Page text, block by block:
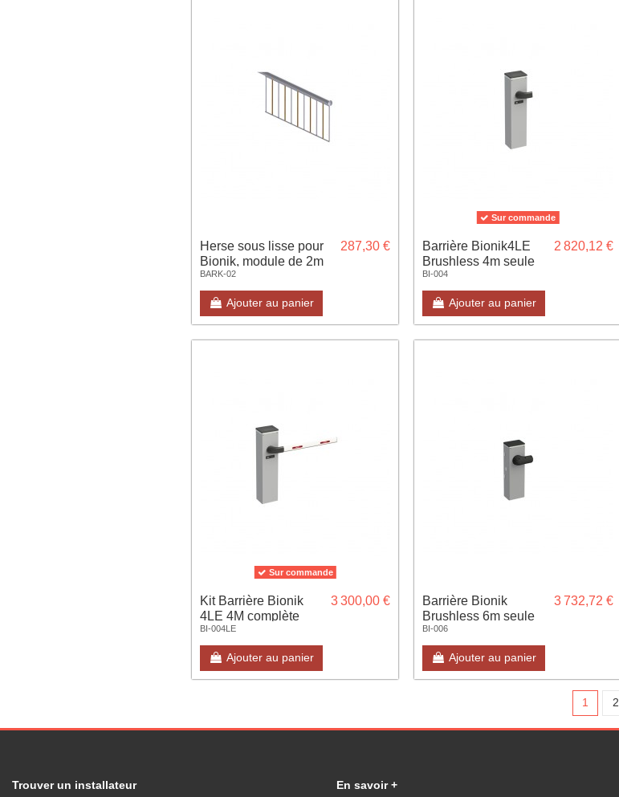
Herse sous lisse pour
Bionik, module de 2m
BARK-02
287,30 €
Ajouter au panier
Sur commande
Barrière Bionik4LE
Brushless 4m seule
BI-004
2 820,12 €
Ajouter au panier
Sur commande
Kit Barrière Bionik
4LE 4M complète
BI-004LE
3 300,00 €
Ajouter au panier
Barrière Bionik
Brushless 6m seule
BI-006
3 732,72 €
Ajouter au panier
1 2
Trouver un installateur En savoir +